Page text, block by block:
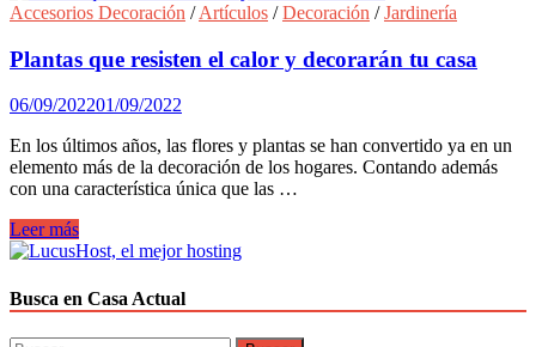
Accesorios Decoración /Artículos /Decoración /Jardinería
Plantas que resisten el calor y decorarán tu casa
06/09/202201/09/2022
En los últimos años, las flores y plantas se han convertido ya en un
elemento más de la decoración de los hogares. Contando además
con una característica única que las …
Plantas
que
el
calor
y
Leer más
Busca en Casa Actual